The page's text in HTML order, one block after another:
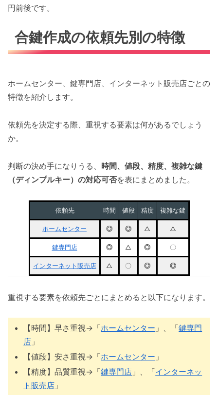
円前後です。
合鍵作成の依頼先別の特徴
ホームセンター、鍵専門店、インターネット販売店ごとの
特徴を紹介します。
依頼先を決定する際、重視する要素は何があるでしょう
か。
判断の決め手になりうる、 時間、値段、精度、複雑な鍵
（ディンプルキー）の対応可否を表にまとめました。
依頼先 時間 値段 精度 複雑な鍵
ホームセンター ◎ ◎ △ △
鍵専門店 ◎ △ ◎ 〇
インターネット販売店 △ 〇 ◎ ◎
重視する要素を依頼先ごとにまとめると以下になります。
【時間】早さ重視→「ホームセンター 」、「鍵専門
店 」
【値段】安さ重視→「ホームセンター 」
【精度】品質重視→「鍵専門店 」、「インターネッ
ト販売店 」